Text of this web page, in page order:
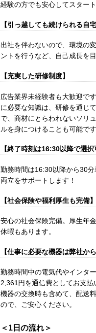
経験の方でも安心してスタート
【引っ越しても続けられる自
出社を伴わないので、環境の
ントを行うなど、自己成長を
【充実した研修制度】
広告業界未経験者も大歓迎で
に必要な知識は、研修を通じ
で、商材にとらわれないソリ
ルを身につけることも可能です
【終了時刻は16:30以降で選択
勤務時間は16:30以降から30
両立をサポートします！
【社会保険や福利厚生も完備】
安心の社会保険完備。厚生年
休暇もあります。
【仕事に必要な機器は弊社か
勤務時間中の電気代やインタ
2,361円を通信費としてお支払
機器の交換時も含めて、配送
ので、ご安心ください。
＜1日の流れ＞